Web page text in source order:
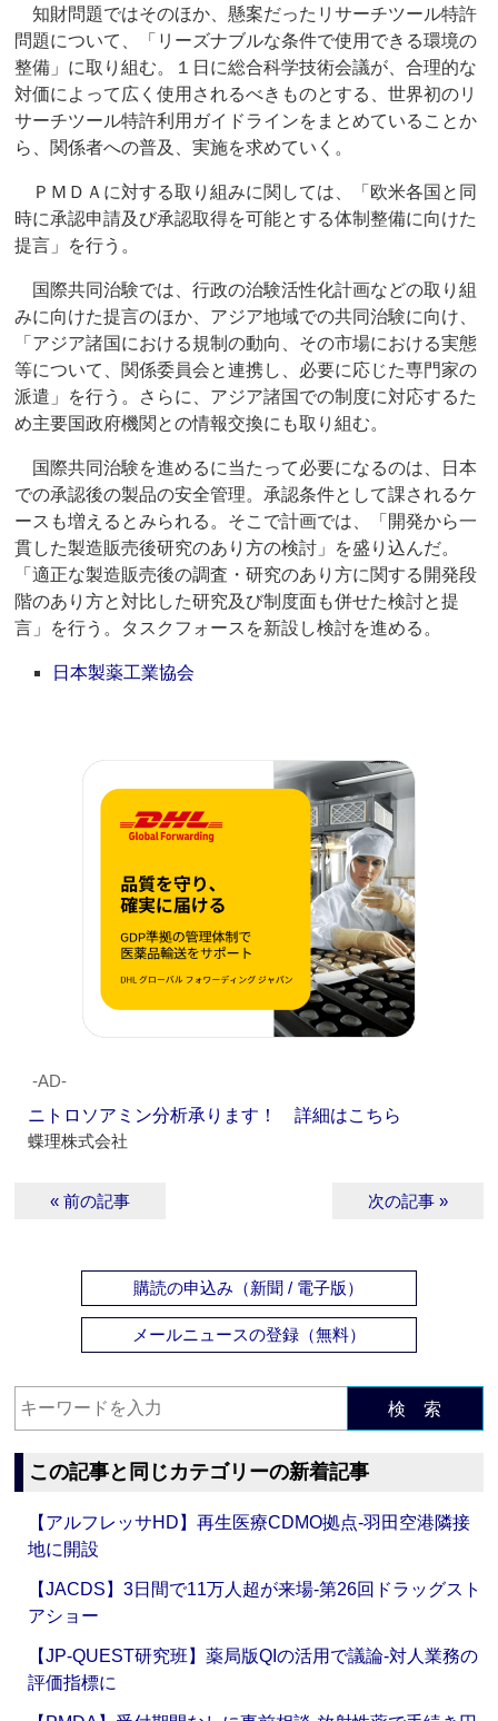
知財問題ではそのほか、懸案だったリサーチツール特許
問題について、「リーズナブルな条件で使用できる環境の
整備」に取り組む。１日に総合科学技術会議が、合理的な
対価によって広く使用されるべきものとする、世界初のリ
サーチツール特許利用ガイドラインをまとめていることか
ら、関係者への普及、実施を求めていく。
ＰＭＤＡに対する取り組みに関しては、「欧米各国と同
時に承認申請及び承認取得を可能とする体制整備に向けた
提言」を行う。
国際共同治験では、行政の治験活性化計画などの取り組
みに向けた提言のほか、アジア地域での共同治験に向け、
「アジア諸国における規制の動向、その市場における実態
等について、関係委員会と連携し、必要に応じた専門家の
派遣」を行う。さらに、アジア諸国での制度に対応するた
め主要国政府機関との情報交換にも取り組む。
国際共同治験を進めるに当たって必要になるのは、日本
での承認後の製品の安全管理。承認条件として課されるケ
ースも増えるとみられる。そこで計画では、「開発から一
貫した製造販売後研究のあり方の検討」を盛り込んだ。
「適正な製造販売後の調査・研究のあり方に関する開発段
階のあり方と対比した研究及び制度面も併せた検討と提
言」を行う。タスクフォースを新設し検討を進める。
日本製薬工業協会
‐AD‐
ニトロソアミン分析承ります！ 詳細はこちら
蝶理株式会社
« 前の記事 次の記事 »
購読の申込み（新聞 / 電子版）
メールニュースの登録（無料）
検 索
この記事と同じカテゴリーの新着記事
【アルフレッサHD】再生医療CDMO拠点‐羽田空港隣接
地に開設
【JACDS】3日間で11万人超が来場‐第26回ドラッグスト
アショー
【JP-QUEST研究班】薬局版QIの活用で議論‐対人業務の
評価指標に